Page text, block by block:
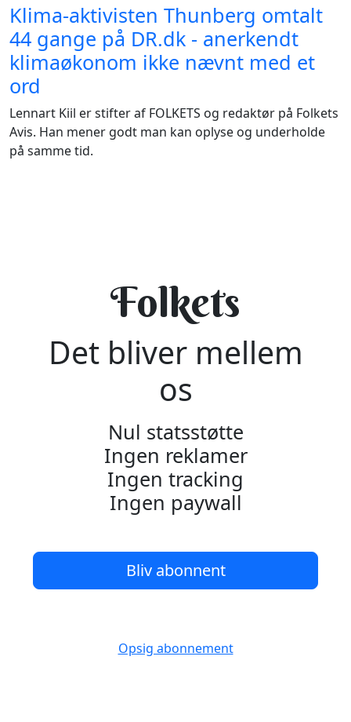
Klima-aktivisten Thunberg omtalt
44 gange på DR.dk - anerkendt
klimaøkonom ikke nævnt med et
ord
Lennart Kiil er stifter af FOLKETS og redaktør på Folkets
Avis. Han mener godt man kan oplyse og underholde
på samme tid.
Folkets
Det bliver mellem
os
Nul statsstøtte
Ingen reklamer
Ingen tracking
Ingen paywall
Bliv abonnent
Opsig abonnement